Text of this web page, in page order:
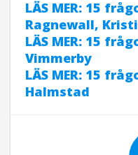
LÄS MER: 15
Ragnewall,
LÄS MER: 15
Vimmerby
LÄS MER: 15
Halmstad